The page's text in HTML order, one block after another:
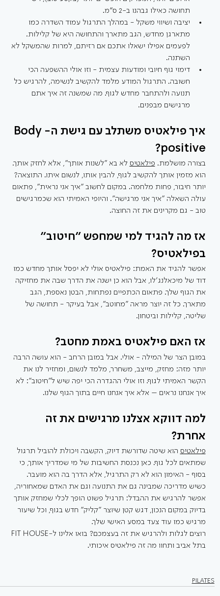
תחושה כאילו גבהנו ב-2 ס״מ.
יציבה ושיווי משקל - במהלך התרגול עמוד השדרה כמו
מתארגן מחדש, הגב מתארך והתחושה היא של קלילות.
לפעמים אפילו ישאלו אתכם אם רזיתם, למרות שהמשקל לא
השתנה.
דימוי גוף חיובי ומודעות עצמית - וזו אולי ההשפעה הכי
חשובה. התרגול המודע מלמד להקשיב לנשימה, להרגיש כל
תנועה ולהתחבר מחדש לגוף. מה שמשנה זה איך אתם
מרגישים מבפנים.
איך פילאטיס משתלב עם גישת ה-Body
positive?
בצורה מושלמת. פילאטיס לא בא "לשנות אותך", אלא לחזק אותך.
הוא מזמין אותך להקשיב לגוף, להבין אותו, לנשום איתו. התוצאה?
יותר חיבור, פחות מלחמה. במקום לחשוב "איך אני נראית", פתאום
עולה השאלה "איך אני מרגישה". והיופי האמיתי הוא שכמרגישים
טוב - גם מקרינים את זה החוצה.
אז מה להגיד למי שמחפש "חיטוב"
בפילאטיס?
אפשר להגיד את האמת: פילאטיס אולי לא יפסל אותך מחדש כמו
דוד של מיכאלנג׳לו, אבל הוא כן ישנה את הדרך שבה את מחזיקה
את הגוף שלך. פתאום הכתפיים נפתחות, הבטן נאספת, הגב
מתארך. כל זה יוצר מראה "מחוטב", אבל בעיקר - תחושה של
שליטה, קלילות וביטחון.
אז האם פילאטיס באמת מחטב?
במובן הצר של המילה - אולי. אבל במובן הרחב - הוא עושה הרבה
יותר מזה: מחזק, מייצב, משחרר, מלמד לנשום, ומחזיר לנו את
הקשר האמיתי לגוף. וזו אולי ההגדרה הכי יפה שיש ל"חיטוב": לא
איך אנחנו נראים – אלא איך אנחנו חיים בתוך הגוף שלנו.
למה דווקא אצלנו מרגישים את זה
אחרת?
פילאטיס הוא שיטה שדורשת דיוק, הקשבה ויכולת להוביל תרגול
שמתאים לכל גוף. כאן נכנסת החשיבות של מי שמדריך אותך, כי
בסוף - האימון הוא לא רק התרגיל, אלא הדרך בה הוא מועבר.
כשיש מדריכה שמבינה גם את התנועה וגם את האדם שמאחוריה,
אפשר להרגיש את ההבדל: תרגיל פשוט הופך לכלי שמחזק אותך
בדיוק במקום הנכון, דגש קטן שיוצר "קליק" חדש בגוף, וכל שיעור
מרגיש כמו עוד צעד במסע האישי שלך.
בתל אביב ותחוו מה זה פילאטיס איכותי.
PILATES